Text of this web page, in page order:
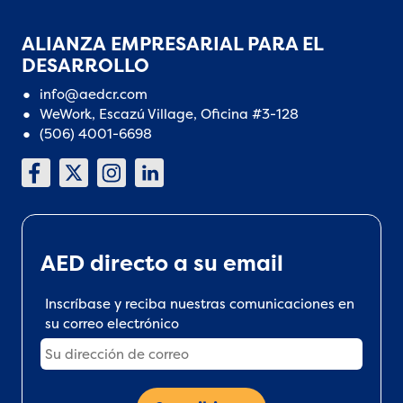
ALIANZA EMPRESARIAL PARA EL
DESARROLLO
info@aedcr.com
WeWork, Escazú Village, Oficina #3-128
(506) 4001-6698
AED directo a su email
Inscríbase y reciba nuestras comunicaciones en
su correo electrónico